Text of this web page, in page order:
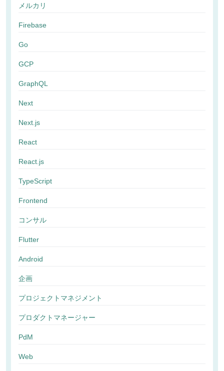
メルカリ
Firebase
Go
GCP
GraphQL
Next
Next.js
React
React.js
TypeScript
Frontend
コンサル
Flutter
Android
企画
プロジェクトマネジメント
プロダクトマネージャー
PdM
Web